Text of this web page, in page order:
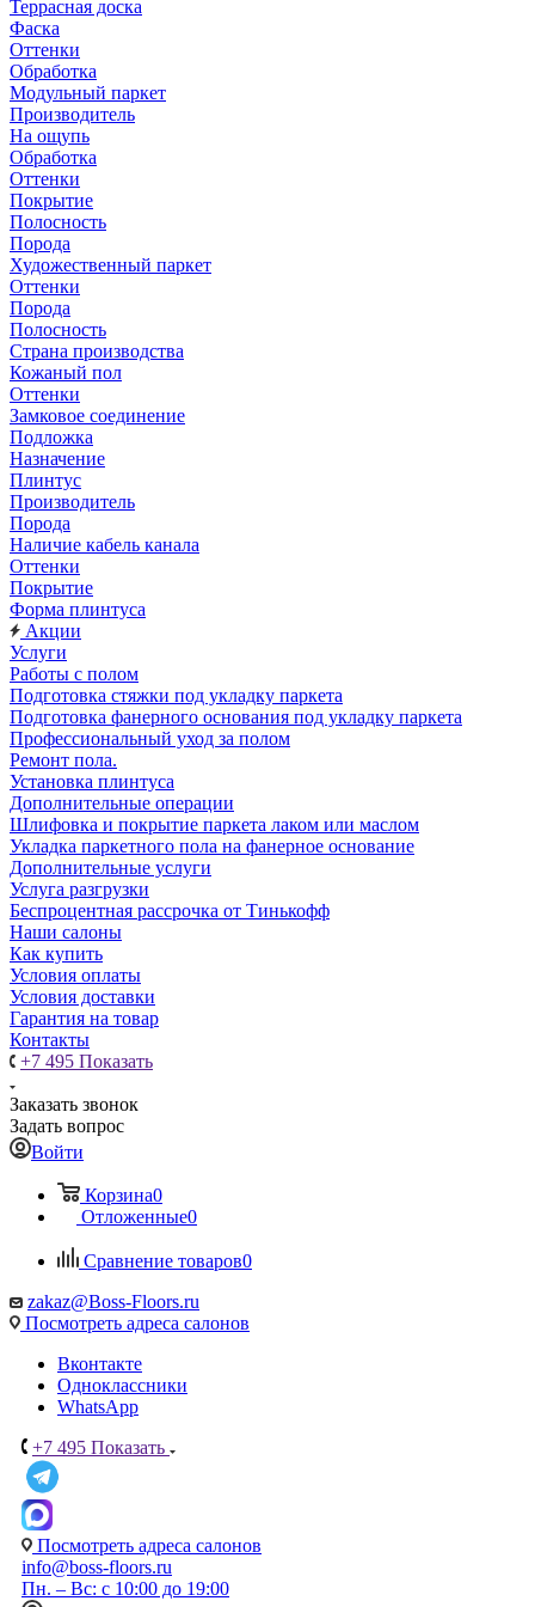
Террасная доска
Фаска
Оттенки
Обработка
Модульный паркет
Производитель
На ощупь
Обработка
Оттенки
Покрытие
Полосность
Порода
Художественный паркет
Оттенки
Порода
Полосность
Страна производства
Кожаный пол
Оттенки
Замковое соединение
Подложка
Назначение
Плинтус
Производитель
Порода
Наличие кабель канала
Оттенки
Покрытие
Форма плинтуса
Акции
Услуги
Работы с полом
Подготовка стяжки под укладку паркета
Подготовка фанерного основания под укладку паркета
Профессиональный уход за полом
Ремонт пола.
Установка плинтуса
Дополнительные операции
Шлифовка и покрытие паркета лаком или маслом
Укладка паркетного пола на фанерное основание
Дополнительные услуги
Услуга разгрузки
Беспроцентная рассрочка от Тинькофф
Наши салоны
Как купить
Условия оплаты
Условия доставки
Гарантия на товар
Контакты
+7 495 Показать
Заказать звонок
Задать вопрос
Войти
Корзина0
Отложенные0
Сравнение товаров0
zakaz@Boss-Floors.ru
Посмотреть адреса салонов
Вконтакте
Одноклассники
WhatsApp
+7 495 Показать
Посмотреть адреса салонов
info@boss-floors.ru
Пн. – Вс: с 10:00 до 19:00